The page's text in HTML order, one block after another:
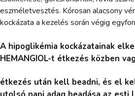
eszméletvesztés. Kórosan alacsony
kockázata a kezelés során végig
A hipoglikémia kockázatainak
HEMANGIOL-t étkezés közben
étkezés után kell beadni, és el